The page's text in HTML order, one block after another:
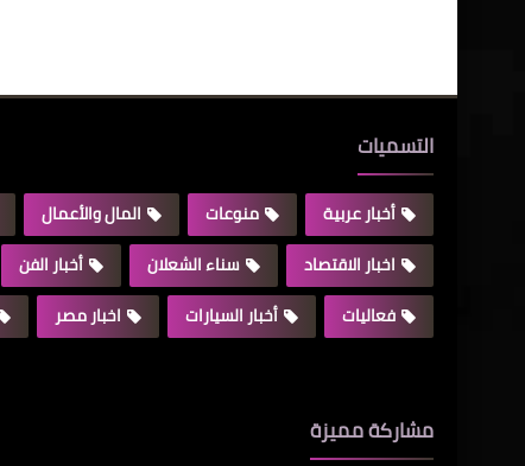
التسميات
أخبار عربية منوعات المال والأعمال
اخبار الاقتصاد
سناء الشعلان أخبار الفن
فعاليات
أخبار السيارات اخبار مصر
مشاركة مميزة